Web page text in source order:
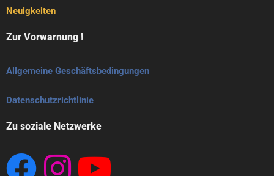
Neuigkeiten
Zur Vorwarnung !
Allgemeine Geschäftsbedingungen
Datenschutzrichtlinie
Zu soziale Netzwerke